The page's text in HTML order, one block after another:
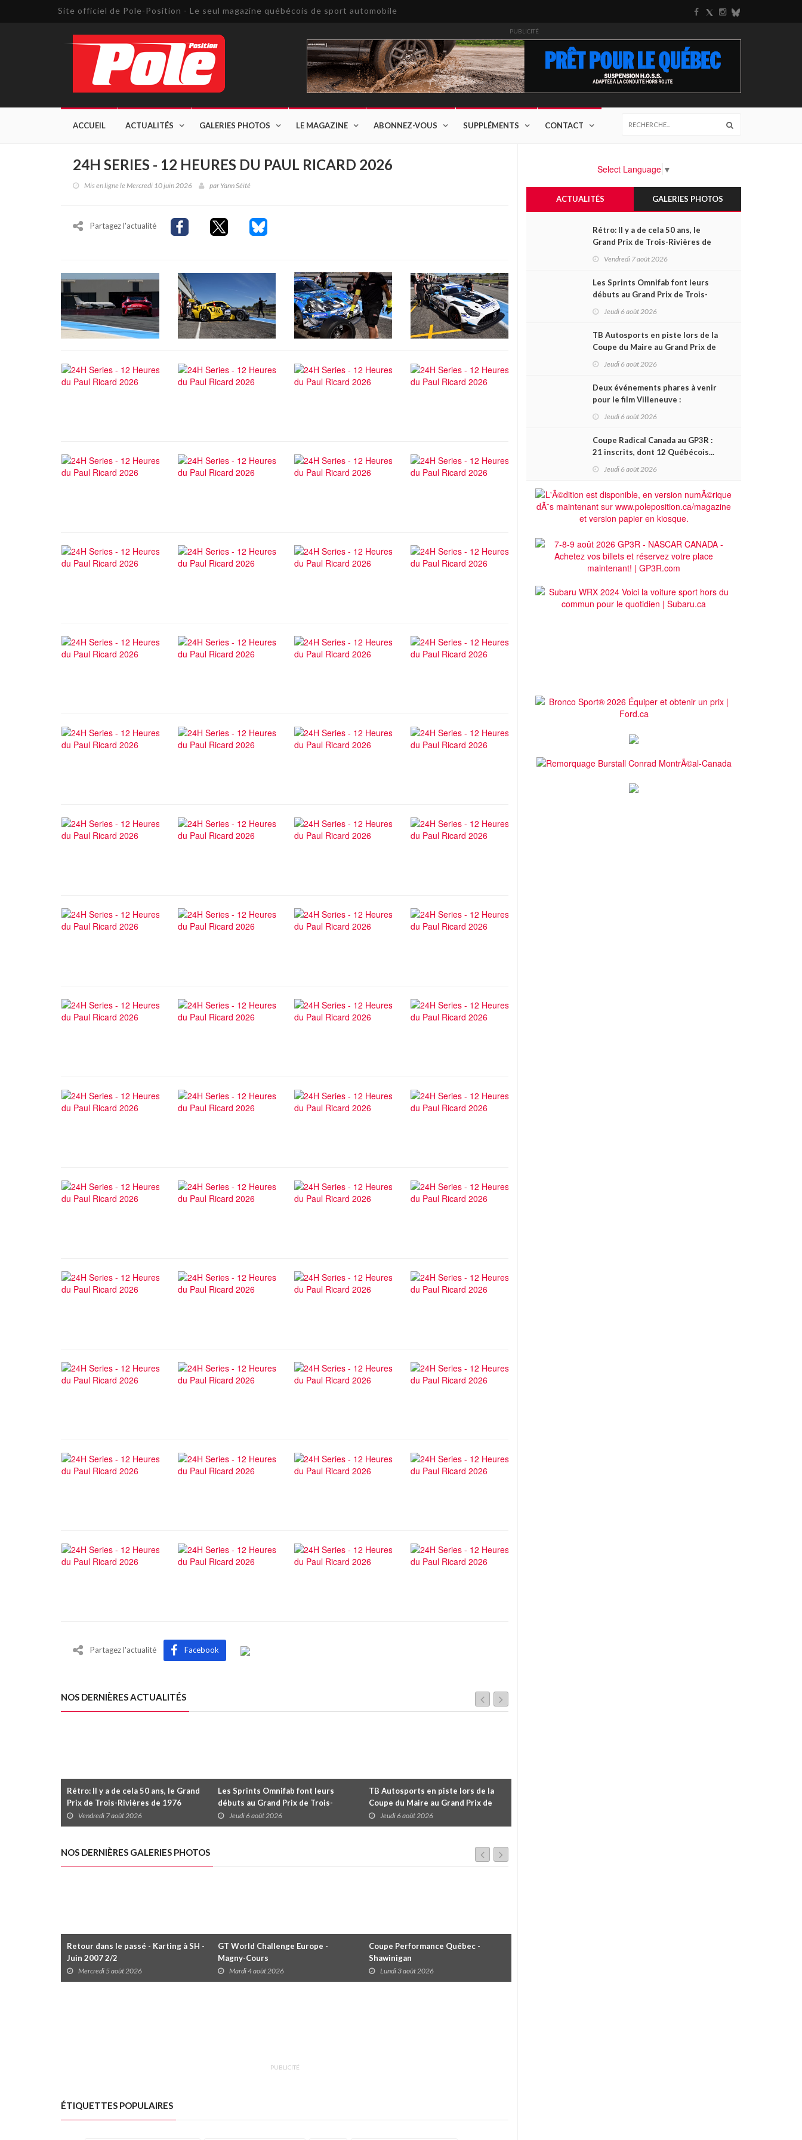
Site officiel de Pole-Position - Le seul magazine québécois de sport automobile
PUBLICITÉ
ACCUEIL ACTUALITÉS GALERIES PHOTOS LE MAGAZINE ABONNEZ-VOUS SUPPLÉMENTS CONTACT
24H SERIES - 12 HEURES DU PAUL RICARD 2026
Mis en ligne le Mercredi 10 juin 2026 par Yann Séité
Partagez l'actualité
Partagez l'actualité Facebook
NOS DERNIÈRES ACTUALITÉS
Rétro: Il y a de cela 50 ans, le Grand
Prix de Trois-Rivières de 1976
Vendredi 7 août 2026
Les Sprints Omnifab font leurs
débuts au Grand Prix de Trois-
Rivières avec un format inspiré de
Daytona
Jeudi 6 août 2026
TB Autosports en piste lors de la
Coupe du Maire au Grand Prix de
Trois-Rivières
Jeudi 6 août 2026
NOS DERNIÈRES GALERIES PHOTOS
Retour dans le passé - Karting à SH -
Juin 2007 2/2
Mercredi 5 août 2026
GT World Challenge Europe -
Magny-Cours
Mardi 4 août 2026
Coupe Performance Québec -
Shawinigan
Lundi 3 août 2026
PUBLICITÉ
ÉTIQUETTES POPULAIRES
Select Language ▼
ACTUALITÉS GALERIES PHOTOS
Rétro: Il y a de cela 50 ans, le
Grand Prix de Trois-Rivières de
1976
Vendredi 7 août 2026
Les Sprints Omnifab font leurs
débuts au Grand Prix de Trois-
Rivières avec un format inspiré
Jeudi 6 août 2026
TB Autosports en piste lors de la
Coupe du Maire au Grand Prix de
Trois-Rivières
Jeudi 6 août 2026
Deux événements phares à venir
pour le film Villeneuve :
L'ascension d'une légende (+
Jeudi 6 août 2026
Coupe Radical Canada au GP3R :
21 inscrits, dont 12 Québécois...
et un premier gain d'Antoine
Jeudi 6 août 2026